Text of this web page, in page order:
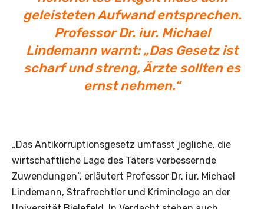
geleisteten Aufwand entsprechen.
Professor Dr. iur. Michael
Lindemann warnt: „Das Gesetz ist
scharf und streng, Ärzte sollten es
ernst nehmen.“
„Das Antikorruptionsgesetz umfasst jegliche, die
wirtschaftliche Lage des Täters verbessernde
Zuwendungen“, erläutert Professor Dr. iur. Michael
Lindemann, Strafrechtler und Kriminologe an der